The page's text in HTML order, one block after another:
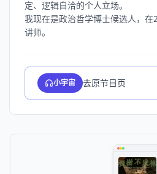
定、逻辑自洽的个人立场。
我现在是政治哲学博士候选人，
小宇宙 去原节目页